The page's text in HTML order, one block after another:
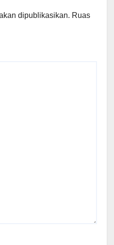
dipublikasikan. Ruas